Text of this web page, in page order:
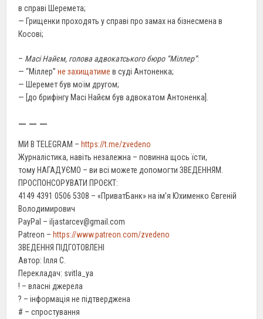
в справі Шеремета;
— Грищенки проходять у справі про замах на бізнесмена в
Косові;
– Масі Найєм, голова адвокатського бюро “Міллер”:
— “Міллер”не захищатиме в суді Антоненка;
— Шеремет був моїм другом;
— [до брифінгу Масі Найєм був адвокатом Антоненка].
— — —
МИ В TELEGRAM – https://t.me/zvedeno
Журналістика, навіть незалежна – повинна щось їсти,
тому НАГАДУЄМО – ви всі можете допомогти ЗВЕДЕННЯМ.
ПРОСПОНСОРУВАТИ ПРОЄКТ:
4149 4391 0506 5308 – «ПриватБанк» на ім’я Юхименко Євгеній
Володимирович
PayPal – iljastarcev@gmail.com
Patreon – https://www.patreon.com/zvedeno
ЗВЕДЕННЯ ПІДГОТОВЛЕНІ
Автор: Ілля С.
Перекладач: svitla_ya
! – власні джерела
? – інформація не підтверджена
# – спростування